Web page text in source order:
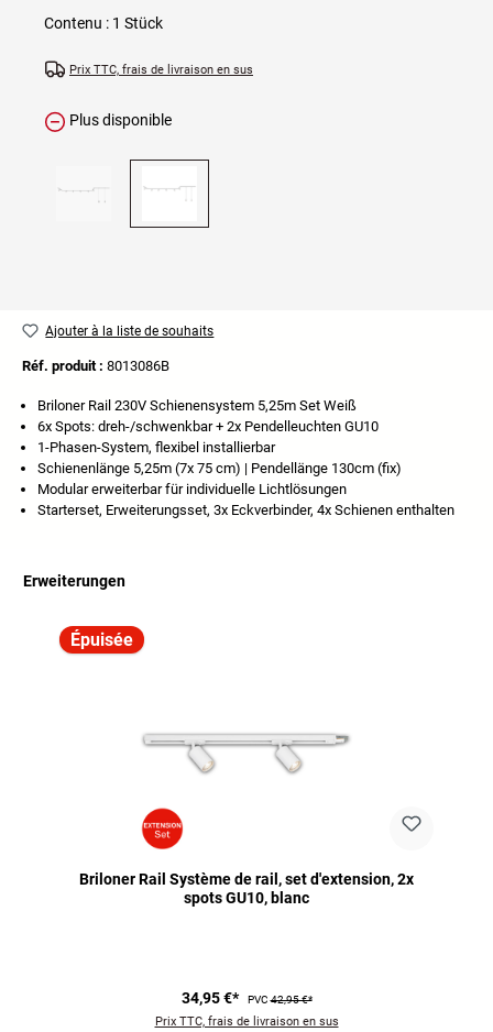
Contenu : 1 Stück
Prix TTC, frais de livraison en sus
Plus disponible
Ajouter à la liste de souhaits
Réf. produit : 8013086B
Briloner Rail 230V Schienensystem 5,25m Set Weiß
6x Spots: dreh-/schwenkbar + 2x Pendelleuchten GU10
1-Phasen-System, flexibel installierbar
Schienenlänge 5,25m (7x 75 cm) | Pendellänge 130cm (fix)
Modular erweiterbar für individuelle Lichtlösungen
Starterset, Erweiterungsset, 3x Eckverbinder, 4x Schienen enthalten
Erweiterungen
Épuisée
Briloner Rail Système de rail, set d'extension, 2x
spots GU10, blanc
34,95 €* PVC42,95 €*
Prix TTC, frais de livraison en sus